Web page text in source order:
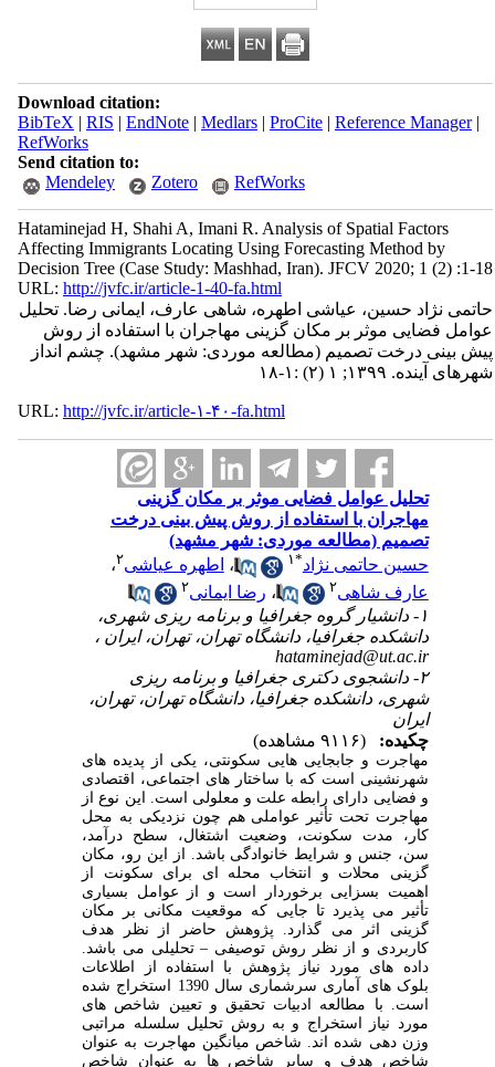
Download citation:
BibTeX | RIS | EndNote| Medlars| ProCite| Reference Manager|
RefWorks
Send citation to:
Mendeley
Zotero RefWorks
Hataminejad H, Shahi A, Imani R. Analysis of Spatial Factors
Affecting Immigrants Locating Using Forecasting Method by
Decision Tree (Case Study: Mashhad, Iran). JFCV 2020; 1 (2) :1-18
URL: http://jvfc.ir/article-1-40-fa.html
حاتمی نژاد حسین، عیاشی اطهره، شاهی عارف، ایمانی رضا. تحلیل
عوامل فضایی موثر بر مکان گزینی مهاجران با استفاده از روش
پیش بینی درخت تصمیم (مطالعه موردی: شهر مشهد). چشم انداز
شهرهای آینده. ۱۳۹۹; ۱ (۲) :۱-۱۸
URL: http://jvfc.ir/article-۱-۴۰-fa.html
تحلیل عوامل فضایی موثر بر مکان گزینی
مهاجران با استفاده از روش پیش بینی درخت
تصمیم (مطالعه موردی: شهر مشهد)
حسین حاتمی نژاد*۱ ، اطهره عیاشی۲،
عارف شاهی۲ ، رضا ایمانی۲
۱- دانشیار گروه جغرافیا و برنامه ریزی شهری،
دانشکده جغرافیا، دانشگاه تهران، تهران، ایران ،
hataminejad@ut.ac.ir
۲- دانشجوی دکتری جغرافیا و برنامه ریزی
شهری، دانشکده جغرافیا، دانشگاه تهران، تهران،
ایران
چکیده:
(۹۱۱۶ مشاهده)
مهاجرت و جابجایی هایی سکونتی، یکی از پدیده های
شهرنشینی است که با ساختار های اجتماعی، اقتصادی
و فضایی دارای رابطه علت و معلولی است. این نوع از
مهاجرت تحت تأثیر عواملی هم چون نزدیکی به محل
کار، مدت سکونت، وضعیت اشتغال، سطح درآمد،
سن، جنس و شرایط خانوادگی باشد. از این رو، مکان
گزینی محلات و انتخاب محله ای برای سکونت از
اهمیت بسزایی برخوردار است و از عوامل بسیاری
تأثیر می پذیرد تا جایی که موقعیت مکانی بر مکان
گزینی اثر می گذارد. پژوهش حاضر از نظر هدف
کاربردی و از نظر روش توصیفی – تحلیلی می باشد.
داده های مورد نیاز پژوهش با استفاده از اطلاعات
بلوک های آماری سرشماری سال 1390 استخراج شده
است. با مطالعه ادبیات تحقیق و تعیین شاخص های
مورد نیاز استخراج و به روش تحلیل سلسله مراتبی
وزن دهی شده اند. شاخص میانگین مهاجرت به عنوان
شاخص هدف و سایر شاخص ها به عنوان شاخص